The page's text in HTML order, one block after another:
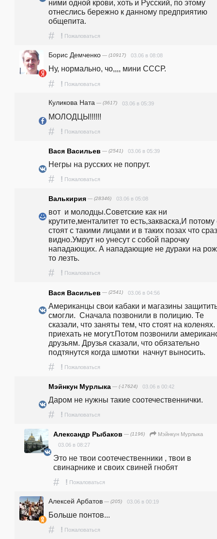
ними одной крови, хоть и Русский, по этому
отнеслись бережно к данному предприятию
общепита.
# ! Пожаловаться
Борис Демченко — (10917) 03.06 в 08:08
Ну, нормально, чо,,,, мини СССР.
# ! Пожаловаться
Куликова Ната — (3617) 03.06 в 05:39
МОЛОДЦЫ!!!!!!
# ! Пожаловаться
Вася Васильев — (2541) 03.06 в 05:39
Негры на русских не попрут.
# ! Пожаловаться
Валькирия — (28346) 03.06 в 05:08
вот  и молодцы.Советские как ни
крутите,менталитет то есть,закваска,И потому
стоят с такими лицами и в таких позах что
видно.Умрут но унесут с собой парочку
нападающих. А нападающие не дураки на
то лезть.
# ! Пожаловаться
Вася Васильев — (2541) 03.06 в 04:56
Американцы свои кабаки и магазины
смогли.  Сначала позвонили в полицию. Те
сказали, что заняты тем, что стоят на
приехать не могут.Потом позвонили
друзьям. Друзья сказали, что обязательно
подтянутся когда шмотки  начнут выносить.
# ! Пожаловаться
Мэйнкун Мурлыка — (-17624) 03.06 в 00:42
Даром не нужны такие соотечественнички.
# ! Пожаловаться
Александр Рыбаков — (1196)
Мэйнкун Мурлыка
03.06 в 08:27
Это не твои соотечественники , твои в
свинарнике и своих свиней гнобят
# ! Пожаловаться
Алексей Арбатов — (205) 03.06 в 00:19
Больше понтов...
# ! Пожаловаться